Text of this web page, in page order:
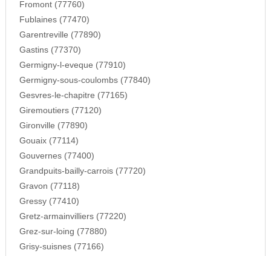
Fromont (77760)
Fublaines (77470)
Garentreville (77890)
Gastins (77370)
Germigny-l-eveque (77910)
Germigny-sous-coulombs (77840)
Gesvres-le-chapitre (77165)
Giremoutiers (77120)
Gironville (77890)
Gouaix (77114)
Gouvernes (77400)
Grandpuits-bailly-carrois (77720)
Gravon (77118)
Gressy (77410)
Gretz-armainvilliers (77220)
Grez-sur-loing (77880)
Grisy-suisnes (77166)